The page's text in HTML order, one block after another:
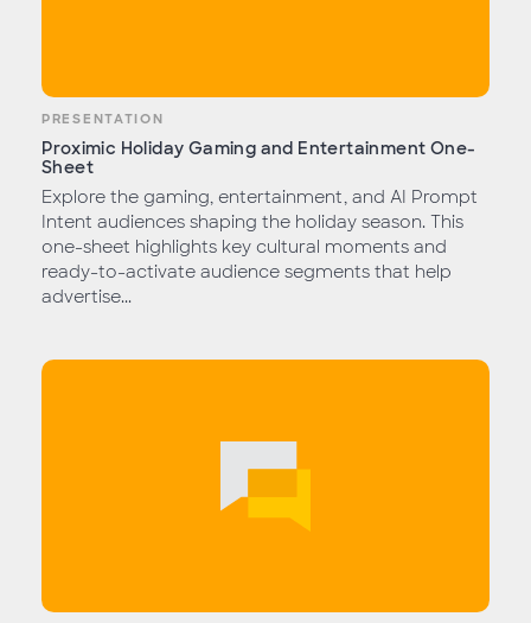
PRESENTATION
Proximic Holiday Gaming and Entertainment One-
Sheet
Explore the gaming, entertainment, and AI Prompt
Intent audiences shaping the holiday season. This
one-sheet highlights key cultural moments and
ready-to-activate audience segments that help
advertise...